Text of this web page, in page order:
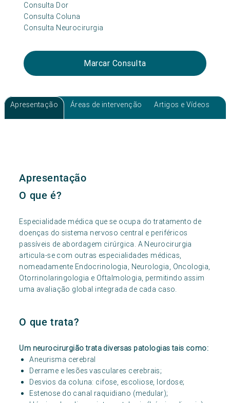
Consulta Dor
Consulta Coluna
Consulta Neurocirurgia
Marcar Consulta
Apresentação Áreas de intervenção Artigos e Vídeos
Apresentação
O que é?
Especialidade médica que se ocupa do tratamento de
doenças do sistema nervoso central e periféricos
passíveis de abordagem cirúrgica. A Neurocirurgia
articula-se com outras especialidades médicas,
nomeadamente Endocrinologia, Neurologia, Oncologia,
Otorrinolaringologia e Oftalmologia, permitindo assim
uma avaliação global integrada de cada caso.
O que trata?
Um neurocirurgião trata diversas patologias tais como:
Aneurisma cerebral
Derrame e lesões vasculares cerebrais;
Desvios da coluna: cifose, escoliose, lordose;
Estenose do canal raquidiano (medular);